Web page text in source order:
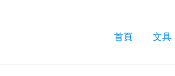
首頁 文具